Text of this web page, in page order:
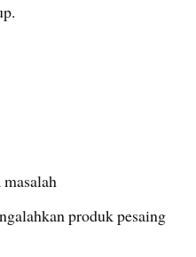
masalah
produk pesaing